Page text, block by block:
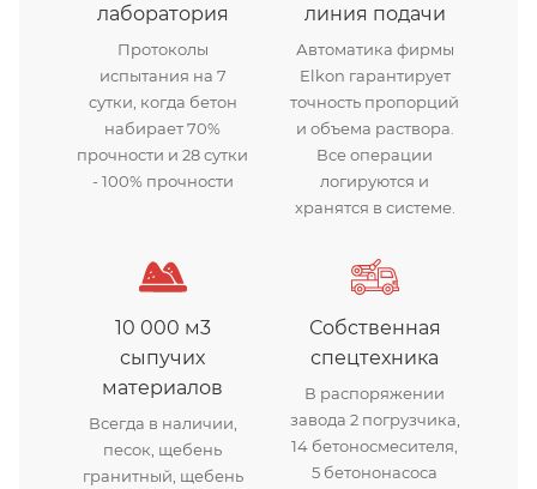
лаборатория
Протоколы
испытания на 7
сутки, когда бетон
набирает 70%
прочности и 28 сутки
- 100% прочности
линия подачи
Автоматика фирмы
Elkon гарантирует
точность пропорций
и объема раствора.
Все операции
логируются и
хранятся в системе.
10 000 м3
сыпучих
материалов
Всегда в наличии,
песок, щебень
гранитный, щебень
Собственная
спецтехника
В распоряжении
завода 2 погрузчика,
14 бетоносмесителя,
5 бетононасоса